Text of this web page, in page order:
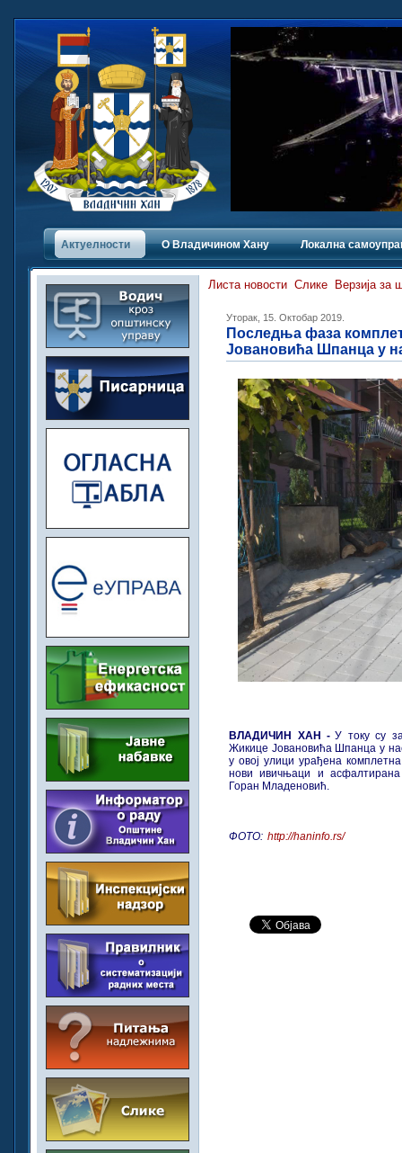
Актуелности О Владичинoм Хану Локална
Листа новости Слике Верзија за
Уторак, 15. Октобар 2019.
Последња фаза
Јовановића Шпанца у
ВЛАДИЧИН ХАН - У току су
Жикице Јовановића Шпанца у
у овој улици урађена
нови ивичњаци и
Горан Младеновић.
ФОТО: http://haninfo.rs/